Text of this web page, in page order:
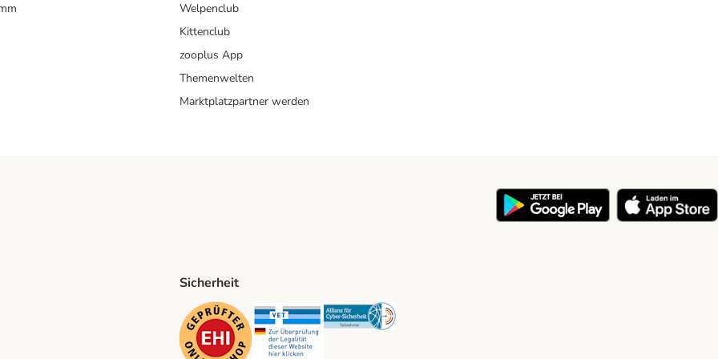
Welpenclub
Kittenclub
zooplus App
Themenwelten
Marktplatzpartner werden
Method
Sicherheit
Security Security Security